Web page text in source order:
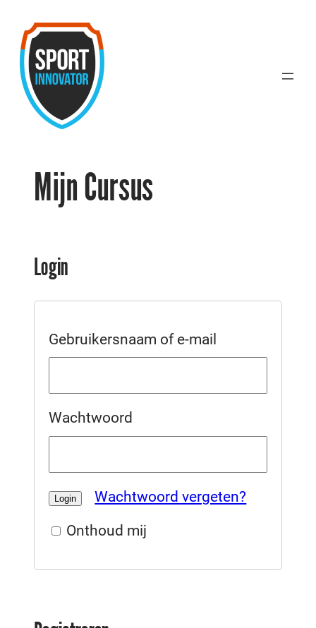
naar
de
inhoud
Mijn Cursus
Login
Gebruikersnaam of e-mail
Wachtwoord
Wachtwoord vergeten?
Onthoud mij